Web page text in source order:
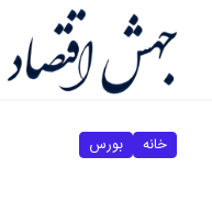
خانه بورس